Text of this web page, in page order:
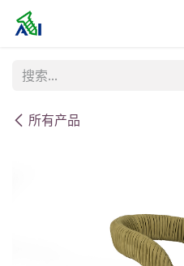
跳至内容
所有产品